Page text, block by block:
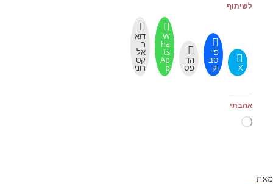
לשיתוף
X
פיי
סב
וק
הד
פס
W
ha
ts
Ap
p
דוא
ר
אל
קט
רוני
אהבתי
טוען...
מאת